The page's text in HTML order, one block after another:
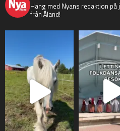
Häng med Nyans redaktion
från Åland!